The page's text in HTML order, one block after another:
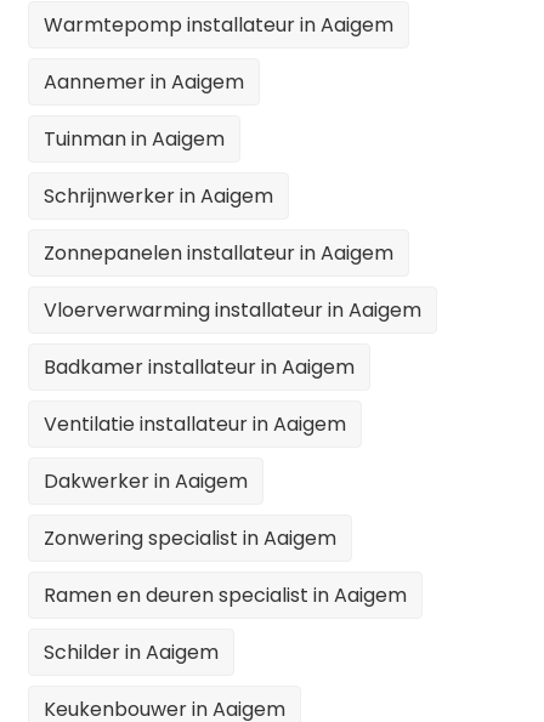
Warmtepomp installateur in Aaigem
Aannemer in Aaigem
Tuinman in Aaigem
Schrijnwerker in Aaigem
Zonnepanelen installateur in Aaigem
Vloerverwarming installateur in Aaigem
Badkamer installateur in Aaigem
Ventilatie installateur in Aaigem
Dakwerker in Aaigem
Zonwering specialist in Aaigem
Ramen en deuren specialist in Aaigem
Schilder in Aaigem
Keukenbouwer in Aaigem